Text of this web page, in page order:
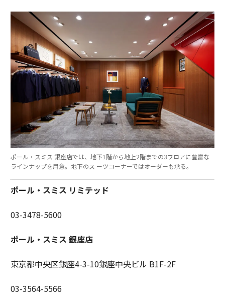
ポール・スミス 銀座店では、地下1階から地上2階までの3フロアに豊富な
ラインナップを用意。地下のス ーツコーナーではオーダーも承る。
ポール・スミス リミテッド
03-3478-5600
ポール・スミス 銀座店
東京都中央区銀座4-3-10銀座中央ビル B1F-2F
03-3564-5566